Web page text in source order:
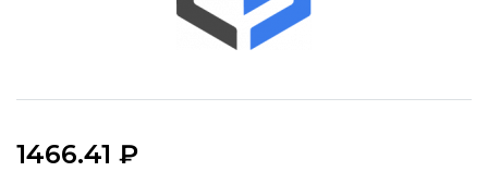
1466.41 ₽